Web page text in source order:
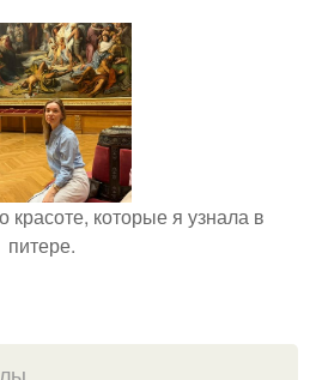
которые я узнала в
питере.